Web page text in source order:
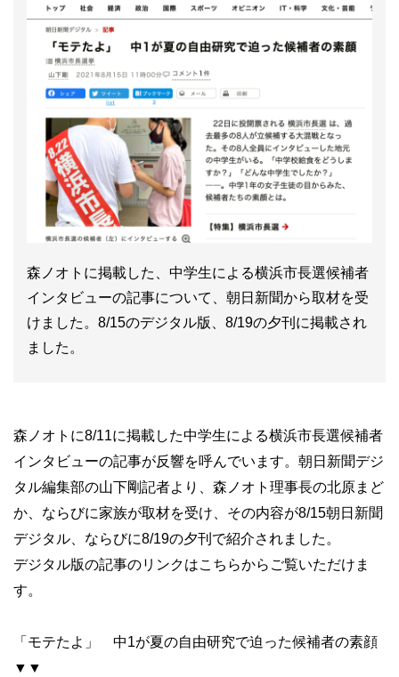
森ノオトに掲載した、中学生による横浜市長選候補者
インタビューの記事について、朝日新聞から取材を受
けました。8/15のデジタル版、8/19の夕刊に掲載され
ました。
森ノオトに8/11に掲載した中学生による横浜市長選候補者
インタビューの記事が反響を呼んでいます。朝日新聞デジ
タル編集部の山下剛記者より、森ノオト理事長の北原まど
か、ならびに家族が取材を受け、その内容が8/15朝日新聞
デジタル、ならびに8/19の夕刊で紹介されました。
デジタル版の記事のリンクはこちらからご覧いただけま
す。
「モテたよ」 中1が夏の自由研究で迫った候補者の素顔
▼▼